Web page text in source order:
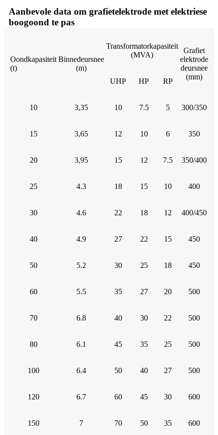
Aanbevole data om grafietelektrode met elektriese
boogoond te pas
Oondkapasiteit
(t)
Binnedeursnee
(m)
Transformatorkapasiteit
(MVA)
Grafiet
elektrode
deursnee
(mm)
UHP HP RP
10 3,35 10 7.5 5 300/350
15 3,65 12 10 6 350
20 3,95 15 12 7.5 350/400
25 4.3 18 15 10 400
30 4.6 22 18 12 400/450
40 4.9 27 22 15 450
50 5.2 30 25 18 450
60 5.5 35 27 20 500
70 6.8 40 30 22 500
80 6.1 45 35 25 500
100 6.4 50 40 27 500
120 6.7 60 45 30 600
150 7 70 50 35 600